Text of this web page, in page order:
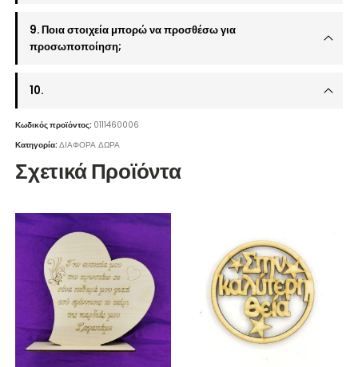
9. Ποια στοιχεία μπορώ να προσθέσω για
προσωποποίηση;
10.
Κωδικός προϊόντος: 0111460006
Κατηγορία:ΔΙΑΦΟΡΑ ΔΩΡΑ
Σχετικά Προϊόντα